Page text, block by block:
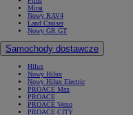
Mirai
Nowy RAV4
Land Cruiser
Nowy GR GT
Samochody dostawcze
Hilux
Nowy Hilux
Nowy Hilux Electric
PROACE Max
PROACE
PROACE Verso
PROACE CITY